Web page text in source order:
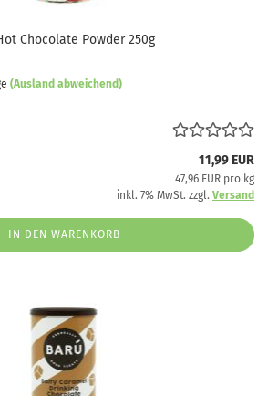
Chocolate Powder 250g
(Ausland abweichend)
11,99 EUR
47,96 EUR pro kg
inkl. 7% MwSt. zzgl. Versand
IN DEN WARENKORB